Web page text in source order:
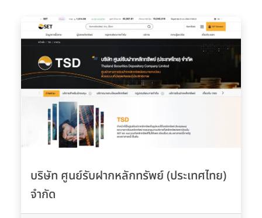
บริษัท ศูนย์รับฝากหลักทรัพย์ (ประเทศไทย)
จำกัด